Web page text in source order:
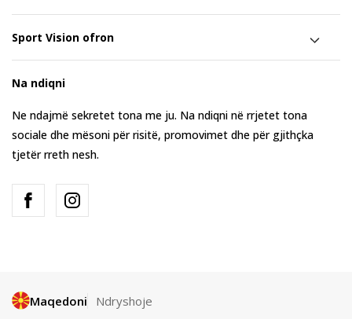
Sport Vision ofron
Na ndiqni
Ne ndajmë sekretet tona me ju. Na ndiqni në rrjetet tona
sociale dhe mësoni për risitë, promovimet dhe për gjithçka
tjetër rreth nesh.
Maqedoni Ndryshoje